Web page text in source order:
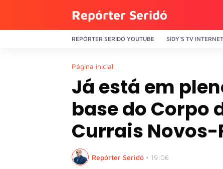
Repórter Seridó
REPÓRTER SERIDÓ YOUTUBE SIDY'S TV INTERNET
Página inicial
Já está em
base do Corpo
Currais Novos-
Repórter Seridó • 19:06